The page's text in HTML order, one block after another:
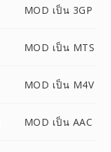
MOD เป็น 3GP
MOD เป็น MTS
MOD เป็น M4V
MOD เป็น AAC